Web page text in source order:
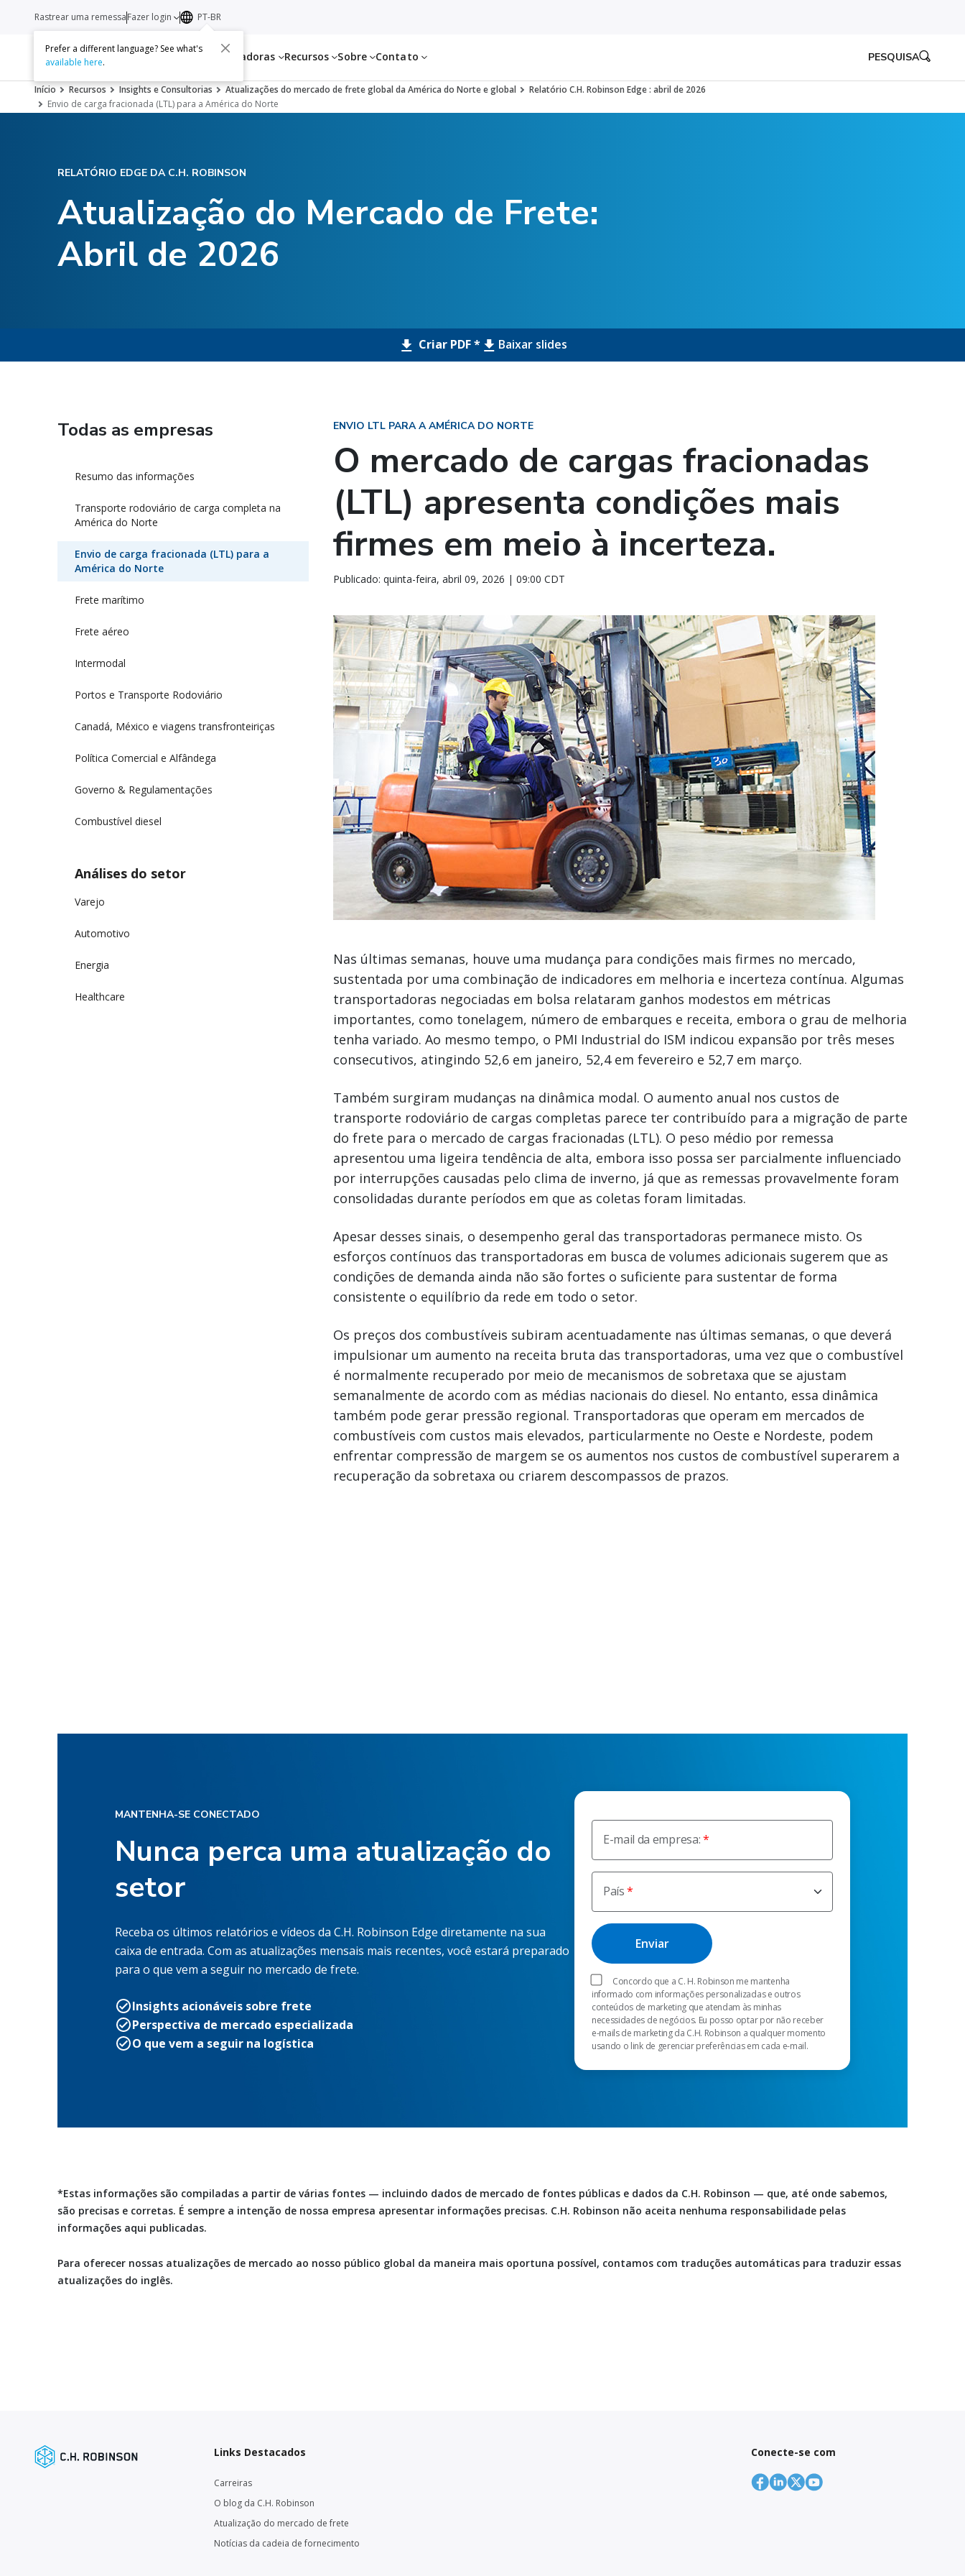
Serviços Transportadoras Recursos Sobre Contato
Rastrear uma remessaFazer login PT-BR
Prefer a different language? See what's
available here. PESQUISA
Início Recursos Insights e Consultorias Atualizações do mercado de frete global da América do Norte e global
Relatório C.H. Robinson Edge : abril de 2026
Envio de carga fracionada (LTL) para a América do Norte
RELATÓRIO EDGE DA C.H. ROBINSON
Atualização do Mercado de Frete:
Abril de 2026
Criar PDF * Baixar slides
Todas as empresas
Resumo das informações
Transporte rodoviário de carga completa na
América do Norte
Envio de carga fracionada (LTL) para a
América do Norte
Frete marítimo
Frete aéreo
Intermodal
Portos e Transporte Rodoviário
Canadá, México e viagens transfronteiriças
Política Comercial e Alfândega
Governo & Regulamentações
Combustível diesel
Análises do setor
Varejo
Automotivo
Energia
Healthcare
ENVIO LTL PARA A AMÉRICA DO NORTE
O mercado de cargas fracionadas
(LTL) apresenta condições mais
firmes em meio à incerteza.
Publicado: quinta-feira, abril 09, 2026 | 09:00 CDT
Nas últimas semanas, houve uma mudança para condições mais firmes no mercado,
sustentada por uma combinação de indicadores em melhoria e incerteza contínua. Algumas
transportadoras negociadas em bolsa relataram ganhos modestos em métricas
importantes, como tonelagem, número de embarques e receita, embora o grau de melhoria
tenha variado. Ao mesmo tempo, o PMI Industrial do ISM indicou expansão por três meses
consecutivos, atingindo 52,6 em janeiro, 52,4 em fevereiro e 52,7 em março.
Também surgiram mudanças na dinâmica modal. O aumento anual nos custos de
transporte rodoviário de cargas completas parece ter contribuído para a migração de parte
do frete para o mercado de cargas fracionadas (LTL). O peso médio por remessa
apresentou uma ligeira tendência de alta, embora isso possa ser parcialmente influenciado
por interrupções causadas pelo clima de inverno, já que as remessas provavelmente foram
consolidadas durante períodos em que as coletas foram limitadas.
Apesar desses sinais, o desempenho geral das transportadoras permanece misto. Os
esforços contínuos das transportadoras em busca de volumes adicionais sugerem que as
condições de demanda ainda não são fortes o suficiente para sustentar de forma
consistente o equilíbrio da rede em todo o setor.
Os preços dos combustíveis subiram acentuadamente nas últimas semanas, o que deverá
impulsionar um aumento na receita bruta das transportadoras, uma vez que o combustível
é normalmente recuperado por meio de mecanismos de sobretaxa que se ajustam
semanalmente de acordo com as médias nacionais do diesel. No entanto, essa dinâmica
também pode gerar pressão regional. Transportadoras que operam em mercados de
combustíveis com custos mais elevados, particularmente no Oeste e Nordeste, podem
enfrentar compressão de margem se os aumentos nos custos de combustível superarem a
recuperação da sobretaxa ou criarem descompassos de prazos.
E-mail da empresa:
País
Concordo que a C. H. Robinson me mantenha
informado com informações personalizadas e outros
conteúdos de marketing que atendam às minhas
necessidades de negócios. Eu posso optar por não receber
e-mails de marketing da C.H. Robinson a qualquer momento
usando o link de gerenciar preferências em cada e-mail.
MANTENHA-SE CONECTADO
Nunca perca uma atualização do
setor
Receba os últimos relatórios e vídeos da C.H. Robinson Edge diretamente na sua
caixa de entrada. Com as atualizações mensais mais recentes, você estará preparado
para o que vem a seguir no mercado de frete.
Insights acionáveis sobre frete
Perspectiva de mercado especializada
O que vem a seguir na logística
*Estas informações são compiladas a partir de várias fontes — incluindo dados de mercado de fontes públicas e dados da C.H. Robinson — que, até onde sabemos,
são precisas e corretas. É sempre a intenção de nossa empresa apresentar informações precisas. C.H. Robinson não aceita nenhuma responsabilidade pelas
informações aqui publicadas.
Para oferecer nossas atualizações de mercado ao nosso público global da maneira mais oportuna possível, contamos com traduções automáticas para traduzir essas
atualizações do inglês.
Links Destacados
Carreiras
O blog da C.H. Robinson
Atualização do mercado de frete
Notícias da cadeia de fornecimento
Conecte-se com